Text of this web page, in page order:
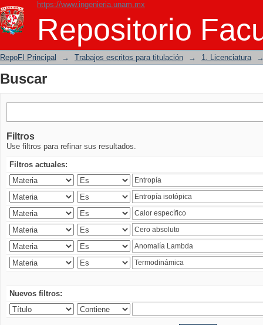
https://www.ingenieria.unam.mx
Repositorio
Buscar
RepoFI Principal → Trabajos escritos para titulación → 1. Licenciatura
Buscar
Filtros
Use filtros para refinar sus resultados.
Filtros actuales:
Nuevos filtros: